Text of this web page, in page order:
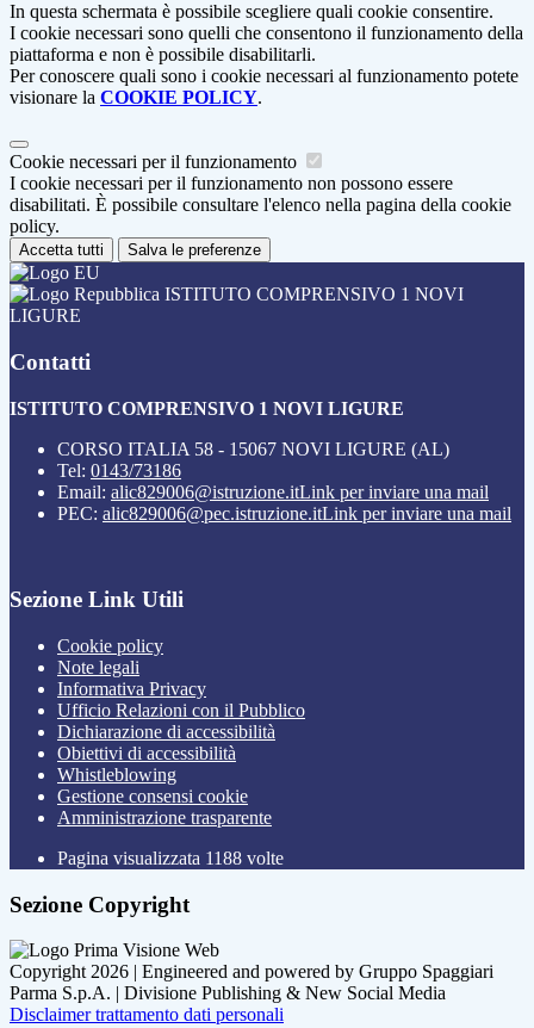
In questa schermata è possibile scegliere quali cookie consentire.
I cookie necessari sono quelli che consentono il funzionamento della
piattaforma e non è possibile disabilitarli.
Per conoscere quali sono i cookie necessari al funzionamento potete
visionare la COOKIE POLICY.
Cookie necessari per il funzionamento
I cookie necessari per il funzionamento non possono essere
disabilitati. È possibile consultare l'elenco nella pagina della cookie
policy.
Accetta tutti Salva le preferenze
ISTITUTO COMPRENSIVO 1 NOVI
LIGURE
Contatti
ISTITUTO COMPRENSIVO 1 NOVI LIGURE
CORSO ITALIA 58 - 15067 NOVI LIGURE (AL)
Tel: 0143/73186
Email: alic829006@istruzione.itLink per inviare una mail
PEC: alic829006@pec.istruzione.itLink per inviare una mail
Sezione Link Utili
Cookie policy
Note legali
Informativa Privacy
Ufficio Relazioni con il Pubblico
Dichiarazione di accessibilità
Obiettivi di accessibilità
Whistleblowing
Gestione consensi cookie
Amministrazione trasparente
Pagina visualizzata 1188 volte
Sezione Copyright
Copyright 2026 | Engineered and powered by Gruppo Spaggiari
Parma S.p.A. | Divisione Publishing & New Social Media
Disclaimer trattamento dati personali